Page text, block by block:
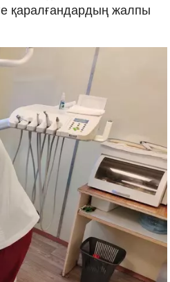
қаралғандардың жалпы